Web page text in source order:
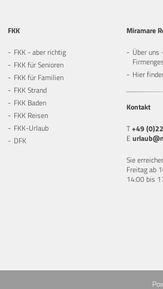
FKK
FKK - aber richtig
FKK für Senioren
FKK für Familien
FKK Strand
FKK Baden
FKK Reisen
FKK-Urlaub
DFK
Miramare
Über uns
Hier
Kontakt
T+49
E
Sie
Freitag ab
14:00 bis